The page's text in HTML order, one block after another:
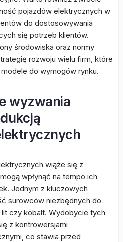
pojazdów elektrycznych w
do dostosowywania
się potrzeb klientów.
środowiska oraz normy
rozwoju wielu firm, które
do wymogów rynku.
wyzwania
wiąże się z
wpłynąć na tempo ich
Jednym z kluczowych
surowców niezbędnych do
czy kobalt. Wydobycie tych
z kontrowersjami
co stawia przed